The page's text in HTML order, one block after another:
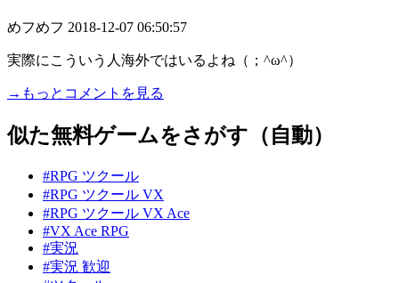
めフめフ 2018-12-07 06:50:57
実際にこういう人海外ではいるよね（；^ω^）
→もっとコメントを見る
似た無料ゲームをさがす（自動）
#RPG ツクール
#RPG ツクール VX
#RPG ツクール VX Ace
#VX Ace RPG
#実況
#実況 歓迎